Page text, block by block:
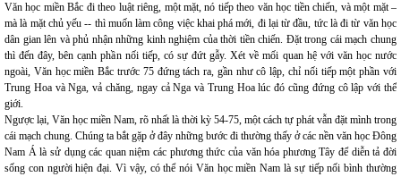
Văn học miền Bắc đi theo luật riêng, một mặt, nó tiếp theo văn học tiền chiến, và một mặt –
mà là mặt chủ yếu -- thì muốn làm công việc khai phá mới, đi lại từ đầu, tức là đi từ văn học
dân gian lên và phủ nhận những kinh nghiệm của thời tiền chiến. Đặt trong cái mạch chung
thì đến đây, bên cạnh phần nối tiếp, có sự đứt gẫy. Xét về mối quan hệ với văn học nước
ngoài, Văn học miền Bắc trước 75 đứng tách ra, gần như cô lập, chỉ nối tiếp một phần với
Trung Hoa và Nga, vả chăng, ngay cả Nga và Trung Hoa lúc đó cũng đứng cô lập với thế
giới.
Ngược lại, Văn học miền Nam, rõ nhất là thời kỳ 54-75, một cách tự phát vẫn đặt mình trong
cái mạch chung. Chúng ta bắt gặp ở đây những bước đi thường thấy ở các nền văn học Đông
Nam Á là sử dụng các quan niệm các phương thức của văn hóa phương Tây để diễn tả đời
sống con người hiện đại. Vì vậy, có thể nói Văn học miền Nam là sự tiếp nối bình thường